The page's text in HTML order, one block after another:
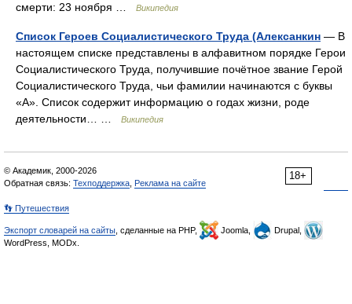
смерти: 23 ноября …
Википедия
Список Героев Социалистического Труда (Алексанкин — В
настоящем списке представлены в алфавитном порядке Герои
Социалистического Труда, получившие почётное звание Герой
Социалистического Труда, чьи фамилии начинаются с буквы
«А». Список содержит информацию о годах жизни, роде
деятельности… …
Википедия
18+
© Академик, 2000-2026
Обратная связь: Техподдержка Реклама на сайте
👣 Путешествия
Экспорт словарей на сайты , сделанные на PHP, Joomla,
Drupal,
WordPress, MODx.